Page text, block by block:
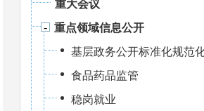
重大会议
重点领域信息公开
基层政务公开标准化规范
食品药品监管
稳岗就业